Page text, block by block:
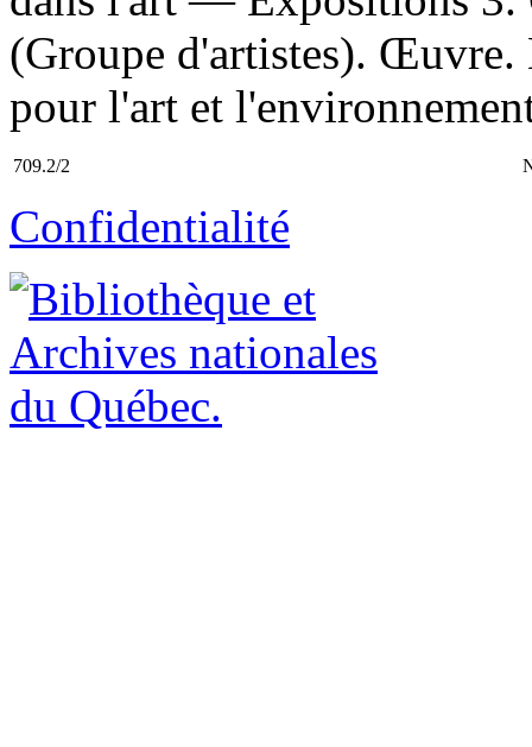
(Groupe d'artistes).
pour l'art et
709.2/2
Confidentialité